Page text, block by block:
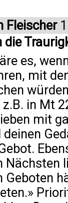
Fleischer
die
es,
mit
in Mt
mit
Nächsten
Geboten